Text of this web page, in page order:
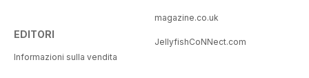
EDITORI
Informazioni sulla vendita
magazine.co.uk
JellyfishCoNNect.com